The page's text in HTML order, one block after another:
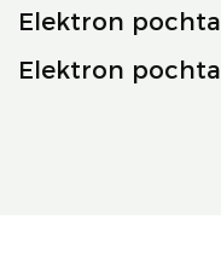
Elektron
Elektron